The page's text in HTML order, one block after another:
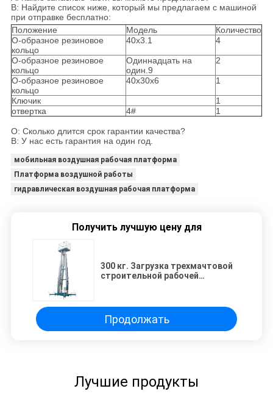
B: Найдите список ниже, который мы предлагаем с машиной
при отправке бесплатно:
Положение
Модель
Количество
О-образное резиновое
кольцо
40х3.1 4
О-образное резиновое
кольцо
Одиннадцать на
один.9
2
О-образное резиновое
кольцо
40х30х6 1
Ключик
1
отвертка
4# 1
О: Сколько длится срок гарантии качества?
B: У нас есть гарантия на один год.
мобильная воздушная рабочая платформа
Платформа воздушной работы
гидравлическая воздушная рабочая платформа
Получить лучшую цену для
300 кг. Загрузка трехмачтовой
строительной рабочей
Продолжать
Лучшие продукты